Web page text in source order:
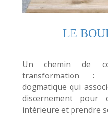
LE
Un chemin de
transformation :
dogmatique qui
discernement pour
intérieure et prendre